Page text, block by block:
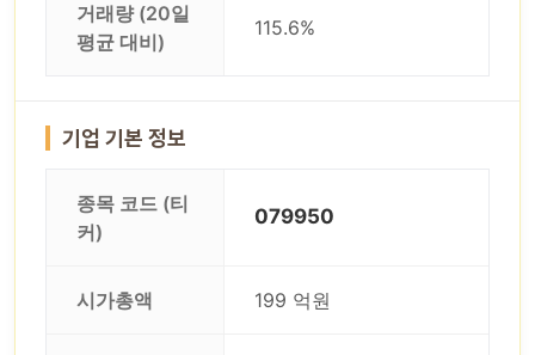
거래량 (20일
평균 대비)
115.6%
기업 기본 정보
종목 코드 (티
커)
079950
시가총액 199 억원